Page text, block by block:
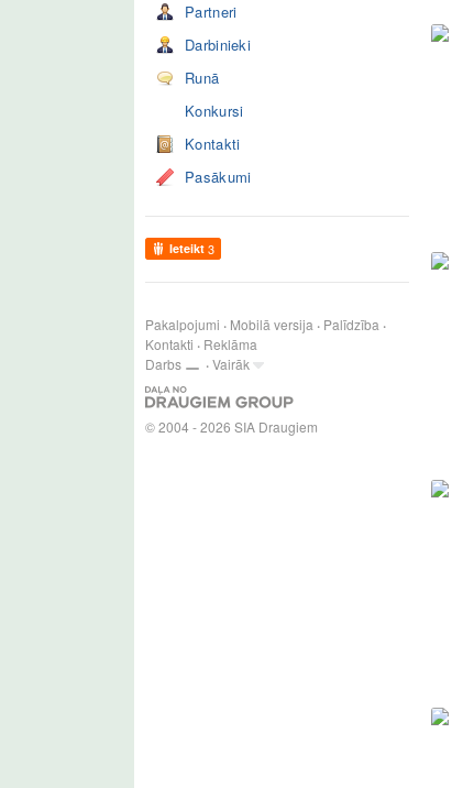
Partneri
Darbinieki
Runā
Konkursi
Kontakti
Pasākumi
Ieteikt 3
Pakalpojumi Mobilā versija
Palīdzība
Kontakti
Reklāma
Darbs
Vairāk
© 2004 - 2026 SIA Draugiem